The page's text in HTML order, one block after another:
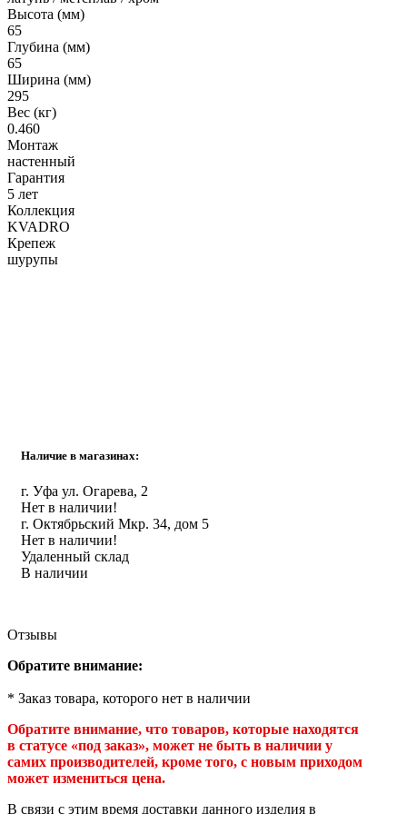
Высота (мм)
65
Глубина (мм)
65
Ширина (мм)
295
Вес (кг)
0.460
Монтаж
настенный
Гарантия
5 лет
Коллекция
KVADRO
Крепеж
шурупы
Наличие в магазинах:
г. Уфа ул. Огарева, 2
Нет в наличии!
г. Октябрьский Мкр. 34, дом 5
Нет в наличии!
Удаленный склад
В наличии
Отзывы
Обратите внимание:
* Заказ товара, которого нет в наличии
Обратите внимание, что товаров, которые находятся
в статусе «под заказ», может не быть в наличии у
самих производителей, кроме того, с новым приходом
может измениться цена.
В связи с этим время доставки данного изделия в
Гофрированные трубы и манжеты для унитаза
Сифоны
Развернуть
Смесители и комплектующие
Россинка-ТВК
Смесители для ванной комнаты
Смесители для кухни
Унитазы. писсуары. биде
Биде
Комплектующие для унитазов и инсталляциий
Прокладки (Фум. лен. нить) и комплектующие